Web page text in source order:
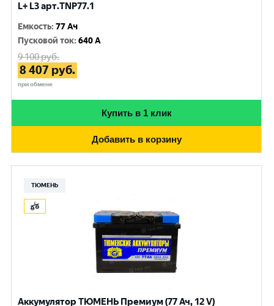
L+ L3 арт.TNP77.1
Емкость:77 Ач
Пусковой ток:640 A
9 100руб.
8 407 руб.
при обмене
Купить в 1 клик
Добавить в корзину
ТЮМЕНЬ
Аккумулятор ТЮМЕНЬ Премиум (77 Ач, 12 V)